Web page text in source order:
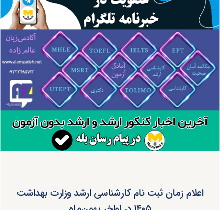
اعلام زمان ثبت نام کارشناسی ارشد وزارت بهداشت